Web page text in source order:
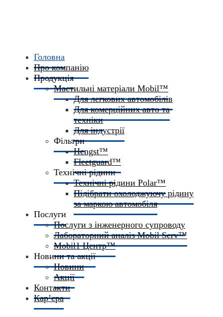
Головна
Про компанію
Продукція
Мастильні матеріали Mobil™
Для легкових автомобілів
Для комерційних авто та
техніки
Для індустрії
Фільтри
Hengst™
Fleetguard™
Технічні рідини
Технічні рідини Polar™
Підібрати охолоджуючу рідину
за маркою автомобіля
Послуги
Послуги з інженерного супроводу
Лабораторний аналіз Mobil Serv™
Mobil1 Центр™​
Новини та акції
Новини
Акції
Контакти
Кар’єра